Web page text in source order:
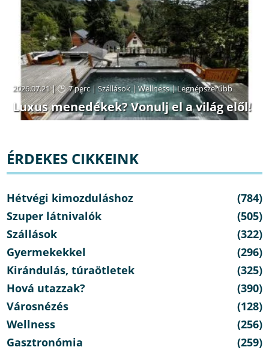
2026.07.21 | 7 perc|Szállások|Wellness|Legnépszerűbb
Luxus menedékek? Vonulj el a világ elől!
ÉRDEKES CIKKEINK
Hétvégi kimozduláshoz
(784)
Szuper látnivalók
(505)
Szállások
(322)
Gyermekekkel
(296)
Kirándulás, túraötletek
(325)
Hová utazzak?
(390)
Városnézés
(128)
Wellness
(256)
Gasztronómia
(259)